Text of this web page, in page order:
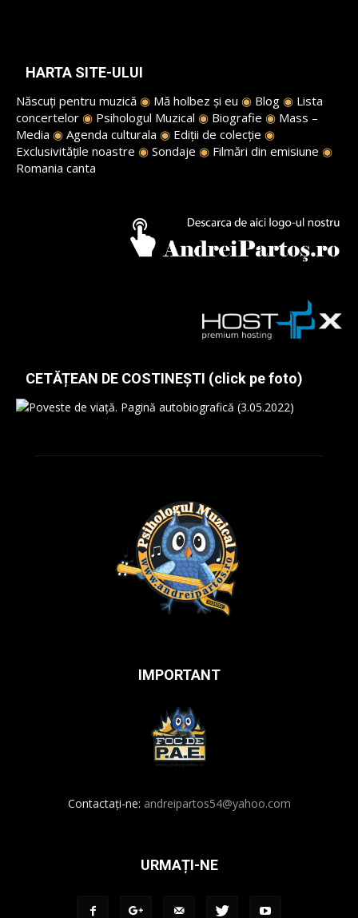
HARTA SITE-ULUI
Născuți pentru muzică ◉ Mă holbez și eu ◉ Blog ◉ Lista
concertelor ◉ Psihologul Muzical ◉ Biografie ◉ Mass –
Media ◉ Agenda culturala ◉ Ediții de colecție ◉
Exclusivitățile noastre ◉ Sondaje ◉ Filmări din emisiune ◉
Romania canta
CETĂȚEAN DE COSTINEȘTI (click pe foto)
IMPORTANT
Contactați-ne: andreipartos54@yahoo.com
URMAȚI-NE